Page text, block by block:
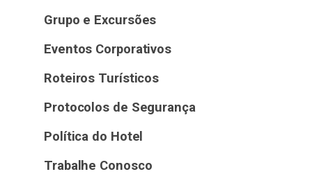
Grupo e Excursões
Eventos Corporativos
Roteiros Turísticos
Protocolos de Segurança
Política do Hotel
Trabalhe Conosco